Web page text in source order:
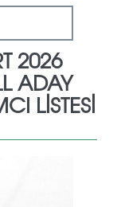
2026
ADAY
LİSTESİ